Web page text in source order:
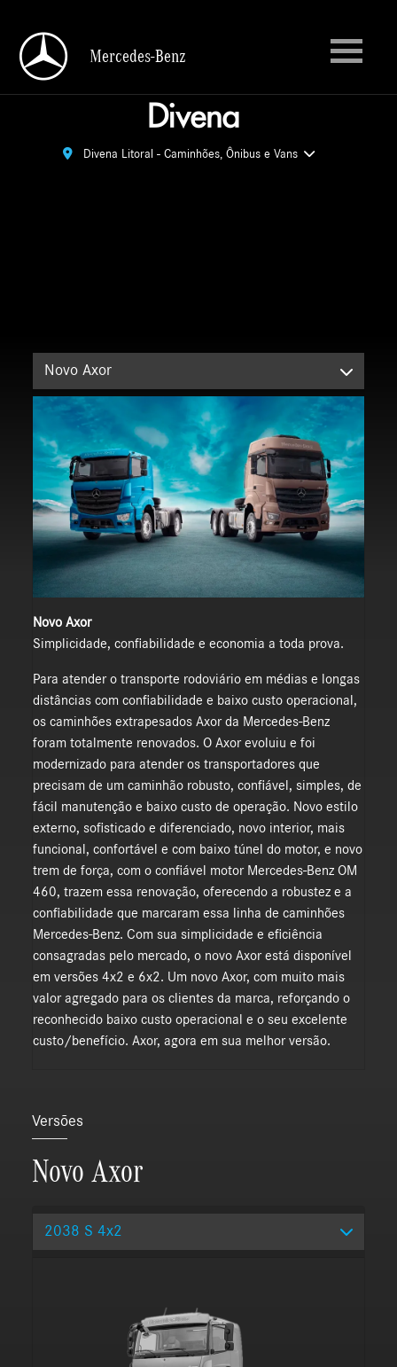
Mercedes-Benz
Divena Litoral - Caminhões, Ônibus e Vans
Novo Axor
Novo Axor
Simplicidade, confiabilidade e economia a toda prova.
Para atender o transporte rodoviário em médias e longas
distâncias com confiabilidade e baixo custo operacional,
os caminhões extrapesados Axor da Mercedes-Benz
foram totalmente renovados. O Axor evoluiu e foi
modernizado para atender os transportadores que
precisam de um caminhão robusto, confiável, simples, de
fácil manutenção e baixo custo de operação. Novo estilo
externo, sofisticado e diferenciado, novo interior, mais
funcional, confortável e com baixo túnel do motor, e novo
trem de força, com o confiável motor Mercedes-Benz OM
460, trazem essa renovação, oferecendo a robustez e a
confiabilidade que marcaram essa linha de caminhões
Mercedes-Benz. Com sua simplicidade e eficiência
consagradas pelo mercado, o novo Axor está disponível
em versões 4x2 e 6x2. Um novo Axor, com muito mais
valor agregado para os clientes da marca, reforçando o
reconhecido baixo custo operacional e o seu excelente
custo/benefício. Axor, agora em sua melhor versão.
Versões
Novo Axor
2038 S 4x2
Mercedes-Benz
Divena Litoral - Caminhões, Ônibus e Vans